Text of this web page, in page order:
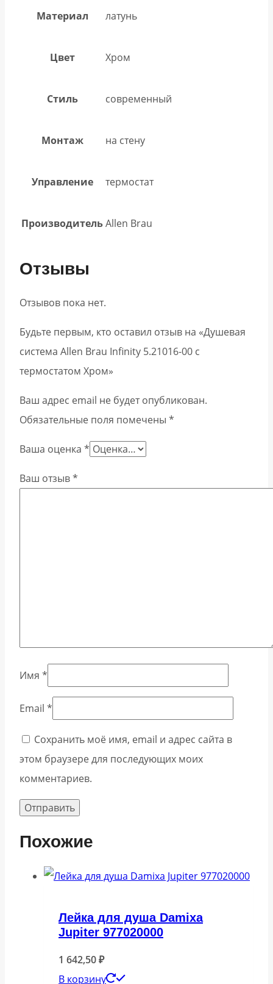
Материал латунь
Цвет Хром
Стиль современный
Монтаж на стену
Управление термостат
ПроизводительAllen Brau
Отзывы
Отзывов пока нет.
Будьте первым, кто оставил отзыв на «Душевая
система Allen Brau Infinity 5.21016-00 с
термостатом Хром»
Ваш адрес email не будет опубликован.
Обязательные поля помечены *
Ваша оценка *
Ваш отзыв*
Имя *
Email *
Сохранить моё имя, email и адрес сайта в
этом браузере для последующих моих
комментариев.
Похожие
Лейка для душа Damixa
Jupiter 977020000
1 642,50₽
В корзину